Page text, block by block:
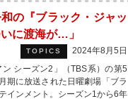
の『ブラック・ジャッ
に渡海が…」
TOPICS
2024年8月5日
シーズン2」（TBS系）の第5
に放送された日曜劇場「ブラ
インメント。シーズン1から6年